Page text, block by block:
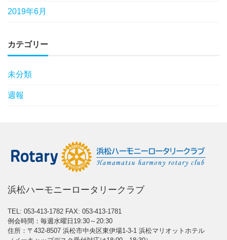
2019年6月
カテゴリー
未分類
週報
浜松ハーモニーロータリークラブ
TEL: 053-413-1782 FAX: 053-413-1781
例会時間：毎週水曜日19:30～20:30
住所：〒432-8507 浜松市中央区東伊場1-3-1 浜松マリオットホテル